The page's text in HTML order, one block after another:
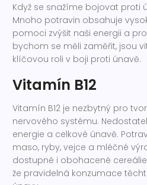
Když se snažíme bojovat proti
Mnoho potravin obsahuje
pomoci zvýšit naši energii a
bychom se měli zaměřit, jsou
klíčovou roli v boji proti únavě.
Vitamín B12
Vitamín B12 je nezbytný pro
nervového systému.
energie a celkové únavě.
maso, ryby, vejce a mléčné
dostupné i obohacené
že pravidelná konzumace